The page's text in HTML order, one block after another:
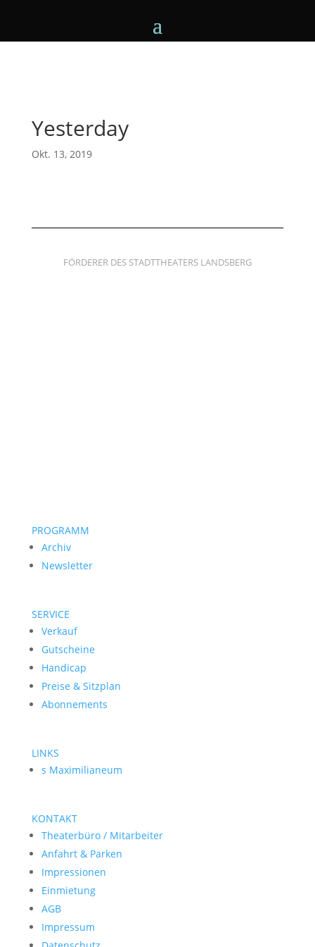
Yesterday
Okt. 13, 2019
FÖRDERER DES STADTTHEATERS LANDSBERG
PROGRAMM
Archiv
Newsletter
SERVICE
Verkauf
Gutscheine
Handicap
Preise & Sitzplan
Abonnements
LINKS
s Maximilianeum
KONTAKT
Theaterbüro / Mitarbeiter
Anfahrt & Parken
Impressionen
Einmietung
AGB
Impressum